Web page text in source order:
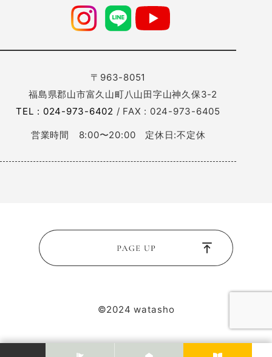
〒963-8051
福島県郡山市富久山町八山田字山神久保3-2
TEL : 024-973-6402 / FAX : 024-973-6405
営業時間 8:00〜20:00 定休日:不定休
©2024 watasho